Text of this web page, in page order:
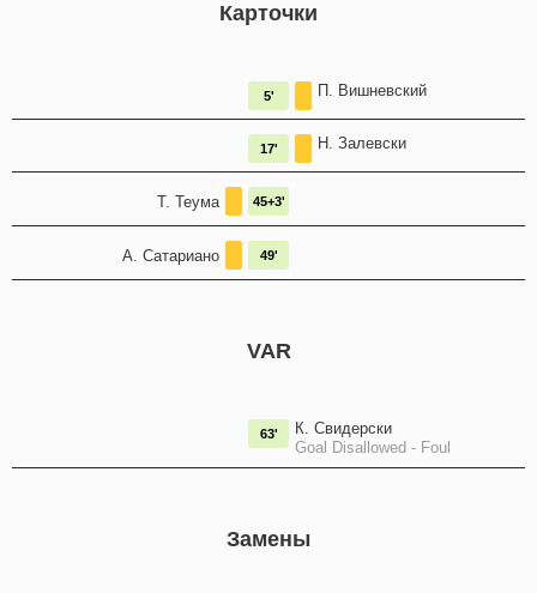
Карточки
П. Вишневский
5'
Н. Залевски
17'
Т. Теума 45+3'
А. Сатариано 49'
VAR
К. Свидерски
Goal Disallowed - Foul
63'
Замены